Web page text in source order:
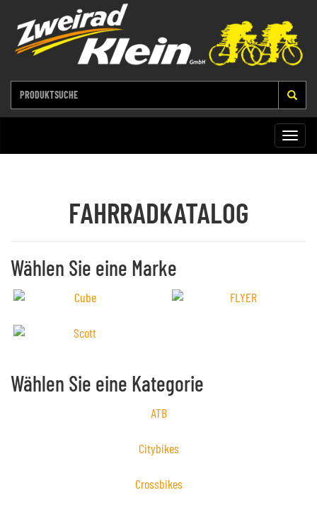
Toggle
FAHRRADKATALOG
Wählen Sie eine Marke
Wählen Sie eine Kategorie
ATB
Citybikes
Crossbikes